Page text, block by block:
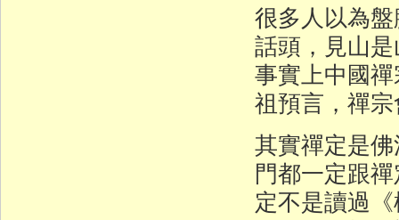
很多人以為
話頭，見山
事實上中國
祖預言，禪
其實禪定是
門都一定跟
定不是讀過